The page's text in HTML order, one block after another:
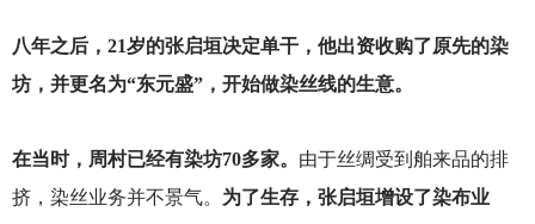
八年之后，21岁的张启垣决定单干，他出资收购了原先的染
坊，并更名为“东元盛”，开始做染丝线的生意。
在当时，周村已经有染坊70多家。 由于丝绸受到舶来品的排
挤，染丝业务并不景气。 为了生存，张启垣增设了染布业